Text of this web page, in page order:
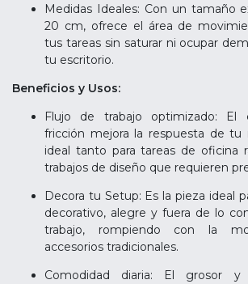
Medidas Ideales: Con un tamaño
20 cm, ofrece el área de
tus tareas sin saturar ni ocupar
tu escritorio.
Beneficios y Usos:
Flujo de trabajo optimizado: El
fricción mejora la respuesta de
ideal tanto para tareas de oficina
trabajos de diseño que requieren
Decora tu Setup: Es la pieza ideal
decorativo, alegre y fuera de lo
trabajo, rompiendo con la
accesorios tradicionales.
Comodidad diaria: El grosor y